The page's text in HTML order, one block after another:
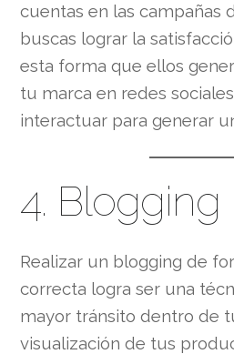
cuentas en las campañas
buscas lograr la
esta forma que ellos
tu marca en redes
interactuar para generar
4. Blogging
Realizar un blogging de
correcta logra ser una
mayor tránsito dentro de
visualización de tus